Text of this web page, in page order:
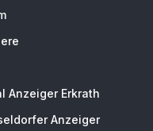
Anzeiger Erkrath
Anzeiger